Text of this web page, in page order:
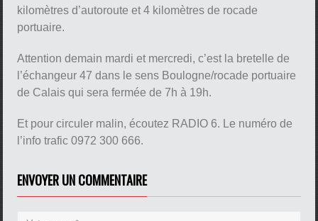
kilomètres d’autoroute et 4 kilomètres de rocade
portuaire.
Attention demain mardi et mercredi, c’est la bretelle de
l’échangeur 47 dans le sens Boulogne/rocade portuaire
de Calais qui sera fermée de 7h à 19h.
Et pour circuler malin, écoutez RADIO 6. Le numéro de
l’info trafic 0972 300 666.
ENVOYER UN COMMENTAIRE